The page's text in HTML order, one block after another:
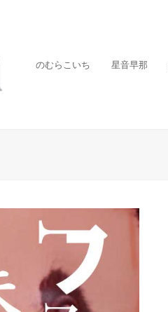
のむらこいち 星音早那